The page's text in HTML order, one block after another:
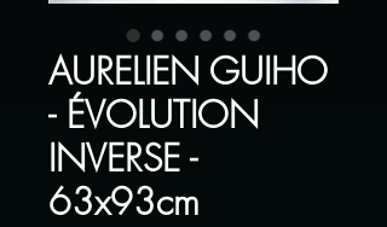
AURELIEN GUIHO
- ÉVOLUTION
INVERSE -
63x93cm